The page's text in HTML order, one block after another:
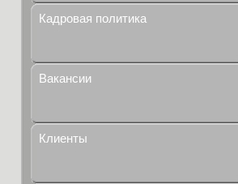
Кадровая политика
Вакансии
Клиенты